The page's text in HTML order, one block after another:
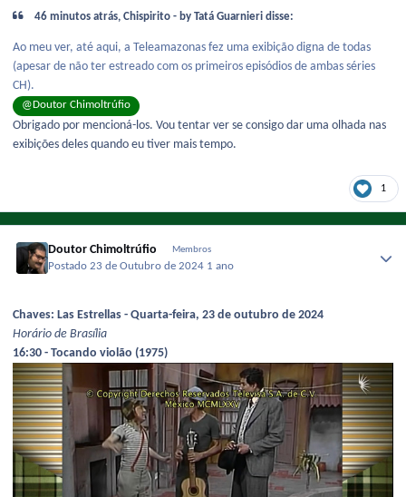
46 minutos atrás, Chispirito - by Tatá Guarnieri disse:
Ao meu ver, até aqui, a Teleamazonas fez uma exibição digna de todas
(apesar de não ter estreado com os primeiros episódios de ambas séries
CH).
@Doutor Chimoltrúfio
Obrigado por mencioná-los. Vou tentar ver se consigo dar uma olhada nas
exibições deles quando eu tiver mais tempo.
1
Doutor Chimoltrúfio Membros
Postado23 de Outubro de 2024 1 ano
Chaves: Las Estrellas - Quarta-feira, 23 de outubro de 2024
Horário de Brasília
16:30 - Tocando violão (1975)